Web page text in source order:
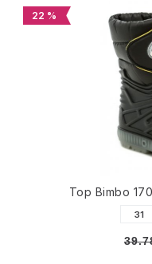
22 %
Top Bimbo
31